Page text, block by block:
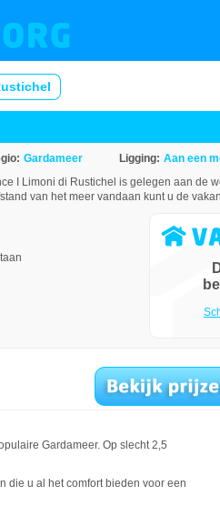
Gardameer Ligging: Aan een
I Limoni di Rustichel is gelegen aan de
van het meer vandaan kunt u de
Gardameer. Op slecht 2,5
die u al het comfort bieden voor een